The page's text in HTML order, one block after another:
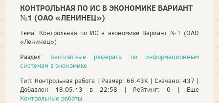
КОНТРОЛЬНАЯ ПО ИС В ЭКОНОМИКЕ ВАРИАНТ
№1 (ОАО «ЛЕНИНЕЦ»)
Тема: Контрольная по ИС в экономике Вариант №1 (ОАО
«Ленинец»)
Раздел: Бесплатные рефераты по информационным
системам в экономике
Тип: Контрольная работа | Размер: 66.43K | Скачано: 437 |
Добавлен 18.05.13 в 22:58 | Рейтинг: 0 | Еще
Контрольные работы